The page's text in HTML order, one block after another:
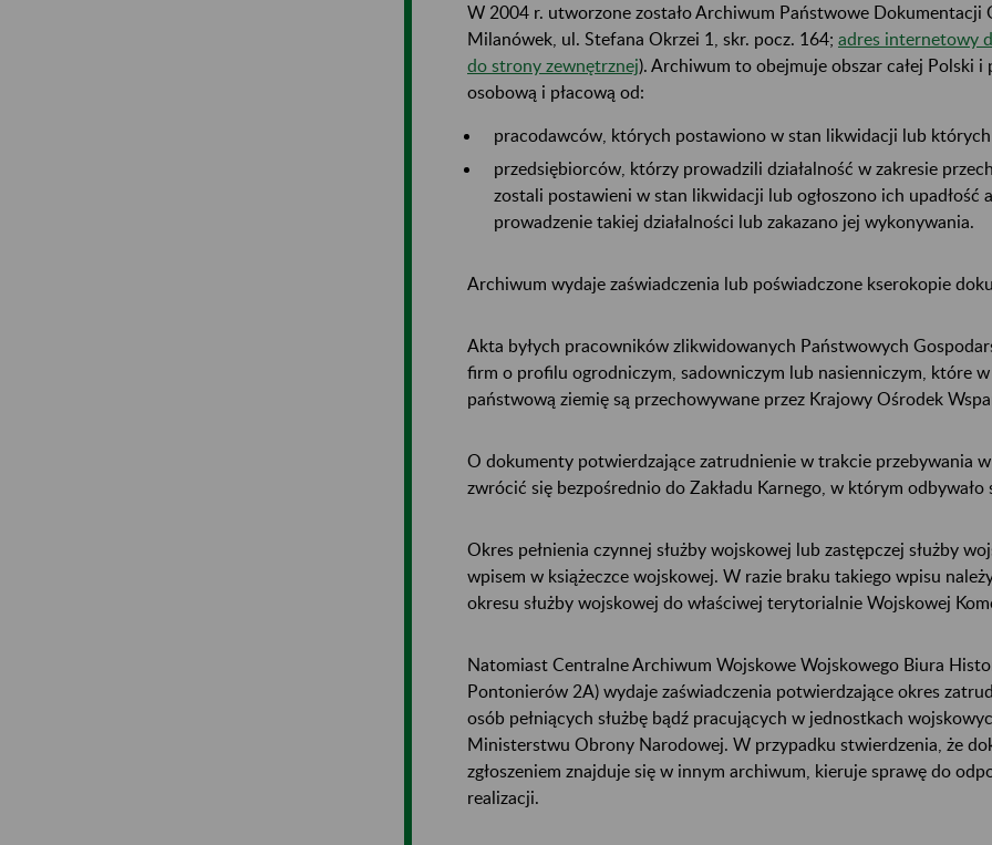
W 2004 r. utworzone zostało Archiwum Państwowe Dokumentacji
Milanówek, ul. Stefana Okrzei 1, skr. pocz. 164; adres internetowy
do strony zewnętrznej). Archiwum to obejmuje obszar całej Polski
osobową i płacową od:
pracodawców, których postawiono w stan likwidacji lub których
przedsiębiorców, którzy prowadzili działalność w zakresie
zostali postawieni w stan likwidacji lub ogłoszono ich upadłość
prowadzenie takiej działalności lub zakazano jej wykonywania.
Archiwum wydaje zaświadczenia lub poświadczone kserokopie
Akta byłych pracowników zlikwidowanych Państwowych
firm o profilu ogrodniczym, sadowniczym lub nasienniczym, które w
państwową ziemię są przechowywane przez Krajowy Ośrodek
O dokumenty potwierdzające zatrudnienie w trakcie przebywania w
zwrócić się bezpośrednio do Zakładu Karnego, w którym
Okres pełnienia czynnej służby wojskowej lub zastępczej służby
wpisem w książeczce wojskowej. W razie braku takiego wpisu
okresu służby wojskowej do właściwej terytorialnie Wojskowej
Natomiast Centralne Archiwum Wojskowe Wojskowego Biura
Pontonierów 2A) wydaje zaświadczenia potwierdzające okres
osób pełniących służbę bądź pracujących w jednostkach
Ministerstwu Obrony Narodowej. W przypadku stwierdzenia, że
zgłoszeniem znajduje się w innym archiwum, kieruje sprawę do
realizacji.